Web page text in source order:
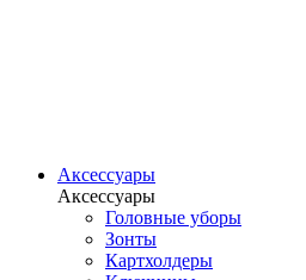
Аксессуары
Аксессуары
Головные уборы
Зонты
Картхолдеры